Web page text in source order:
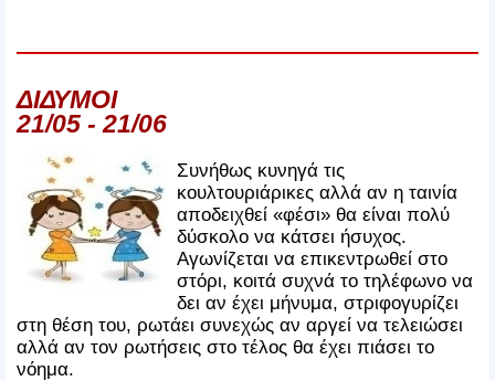
ΔΙΔΥΜΟΙ
21/05 - 21/06
Συνήθως κυνηγά τις
κουλτουριάρικες αλλά αν η ταινία
αποδειχθεί «φέσι» θα είναι πολύ
δύσκολο να κάτσει ήσυχος.
Αγωνίζεται να επικεντρωθεί στο
στόρι, κοιτά συχνά το τηλέφωνο να
δει αν έχει μήνυμα, στριφογυρίζει
στη θέση του, ρωτάει συνεχώς αν αργεί να τελειώσει
αλλά αν τον ρωτήσεις στο τέλος θα έχει πιάσει το
νόημα.